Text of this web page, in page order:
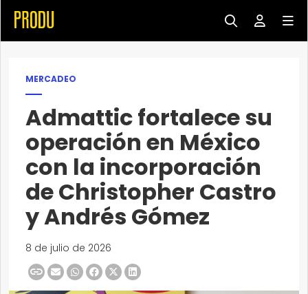
MERCADEO
Admattic fortalece su
operación en México
con la incorporación
de Christopher Castro
y Andrés Gómez
8 de julio de 2026